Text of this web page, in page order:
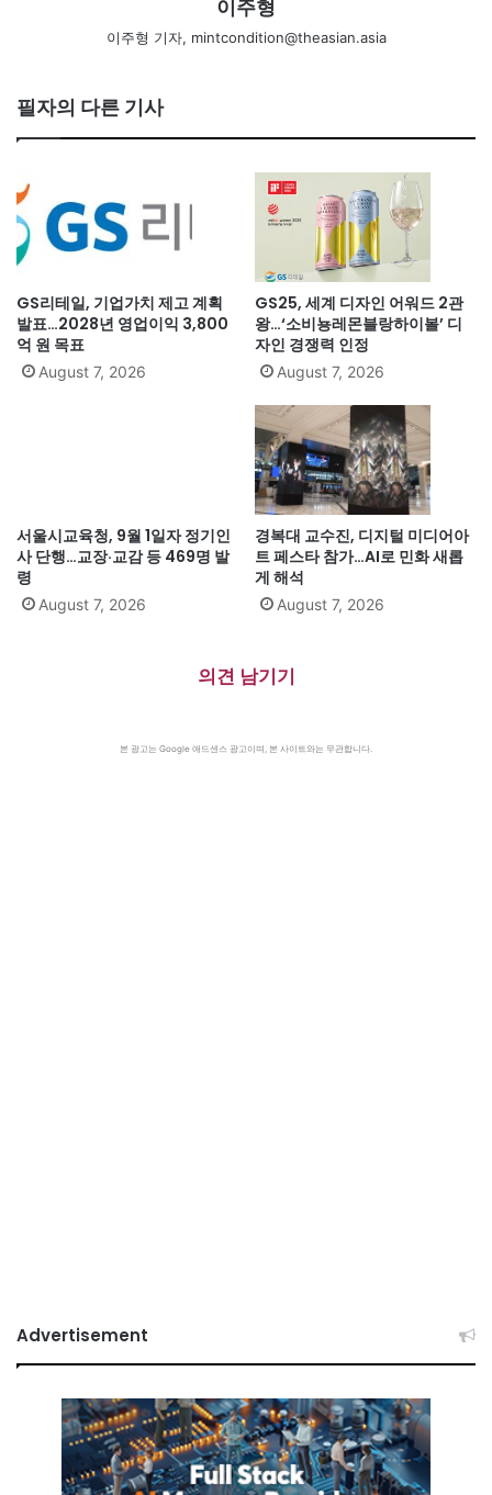
이주형
이주형 기자, mintcondition@theasian.asia
필자의 다른 기사
GS리테일, 기업가치 제고 계획
발표…2028년 영업이익 3,800
억 원 목표
August 7, 2026
GS25, 세계 디자인 어워드 2관
왕…‘소비뇽레몬블랑하이볼’ 디
자인 경쟁력 인정
August 7, 2026
서울시교육청, 9월 1일자 정기인
사 단행…교장·교감 등 469명 발
령
August 7, 2026
경복대 교수진, 디지털 미디어아
트 페스타 참가…AI로 민화 새롭
게 해석
August 7, 2026
의견 남기기
본 광고는 Google 애드센스 광고이며, 본 사이트와는 무관합니다.
Advertisement